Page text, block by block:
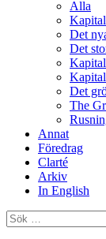
Alla
Det
Det
Det
The
Annat
Föredrag
Clarté
Arkiv
In English
Sök
efter: